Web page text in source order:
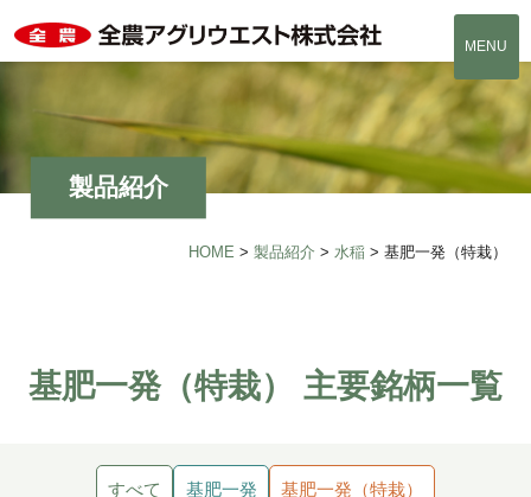
MENU
製品紹介
HOME > 製品紹介 > 水稲 > 基肥一発（特栽）
基肥一発（特栽） 主要銘柄一覧
すべて 基肥一発 基肥一発（特栽）